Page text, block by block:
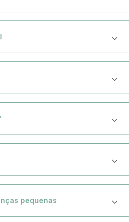
se você não ficar totalmente feliz
segura, sem riscos de acidentes.
da Little Duck suporta de 130 a
ou alumínio.
a opção que desejar na hora de
e retire a embalagem delicadamente.
— o produto atingirá sua forma
pequenas